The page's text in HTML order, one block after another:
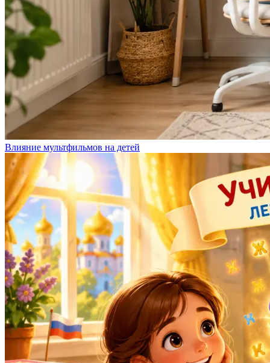
Влияние мультфильмов на детей